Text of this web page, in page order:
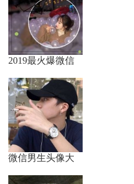
2019最火爆微信
微信男生头像大